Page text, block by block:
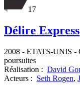
17
Délire Express
2008 - ETATS-UNIS -
poursuites
Réalisation : David
Acteurs : Seth Rogen,